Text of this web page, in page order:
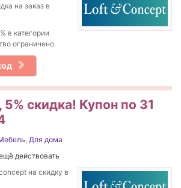
на заказ в
в категории
ограничено.
скидка! Купон по 31
, Для дома
действовать
на скидку в